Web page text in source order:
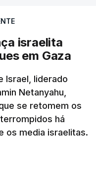
do Hamas.
do canal de
também teve
ficou por decidir a
a entrada em
Estabilização, um
no âmbito do
Trump.
israelita
em Gaza
Israel, liderado
Netanyahu,
se retomem os
há
os media israelitas.